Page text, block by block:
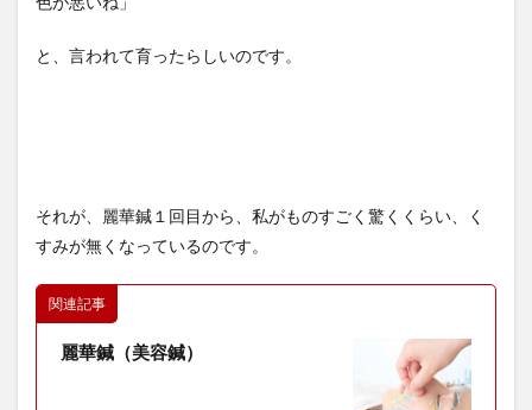
と、言われて育ったらしいのです。
それが、麗華鍼１回目から、私がものすごく驚くくらい、く
すみが無くなっているのです。
関連記事
麗華鍼（美容鍼）